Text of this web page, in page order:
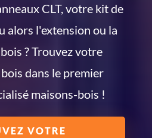
CLT, votre kit de
alors l'extension ou la
? Trouvez votre
dans le premier
maisons-bois !
VOTRE